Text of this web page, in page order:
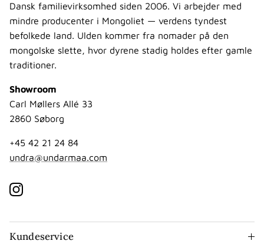
Dansk familievirksomhed siden 2006. Vi arbejder med
mindre producenter i Mongoliet — verdens tyndest
befolkede land. Ulden kommer fra nomader på den
mongolske slette, hvor dyrene stadig holdes efter gamle
traditioner.
Showroom
Carl Møllers Allé 33
2860 Søborg
+45 42 21 24 84
undra@undarmaa.com
Instagram
Kundeservice